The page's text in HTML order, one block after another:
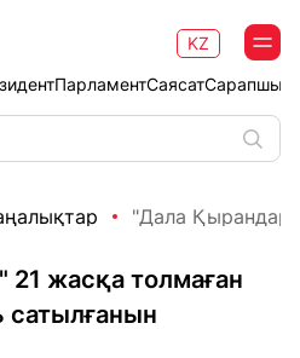
ПарламентСаясат
KZ
"Дала
жасқа толмаған
сатылғанын